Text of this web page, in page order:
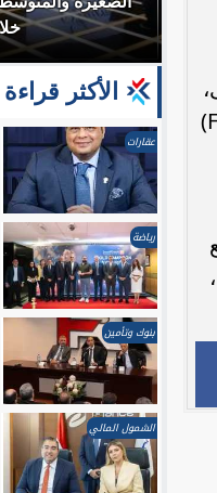
و27 مبنى،
مما يعزز تنوع التجربة المقدمة للزوار. يحتوي المشروع أيضًا على أكبر منطقة مطاعم (F&B Zone)
الأكثر قراءة
عقارات
رياضة
بنوك وتأمين
الشمول المالي